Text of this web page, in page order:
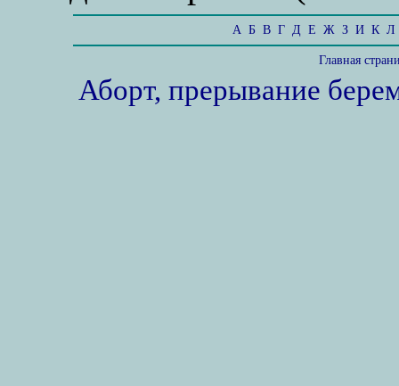
А Б В Г Д Е Ж З И К Л
Главная
Аборт, прерывание